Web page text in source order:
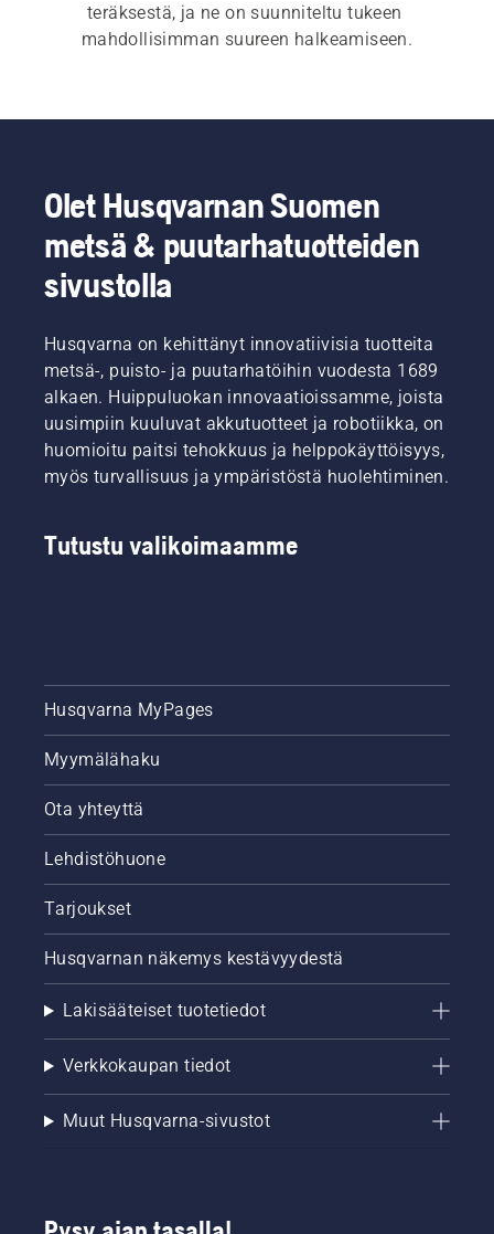
teräksestä, ja ne on suunniteltu tukeen
mahdollisimman suureen halkeamiseen.
Olet Husqvarnan Suomen
metsä & puutarhatuotteiden
sivustolla
Husqvarna on kehittänyt innovatiivisia tuotteita
metsä-, puisto- ja puutarhatöihin vuodesta 1689
alkaen. Huippuluokan innovaatioissamme, joista
uusimpiin kuuluvat akkutuotteet ja robotiikka, on
huomioitu paitsi tehokkuus ja helppokäyttöisyys,
myös turvallisuus ja ympäristöstä huolehtiminen.
Tutustu valikoimaamme
Husqvarna MyPages
Myymälähaku
Ota yhteyttä
Lehdistöhuone
Tarjoukset
Husqvarnan näkemys kestävyydestä
Lakisääteiset tuotetiedot
Verkkokaupan tiedot
Muut Husqvarna-sivustot